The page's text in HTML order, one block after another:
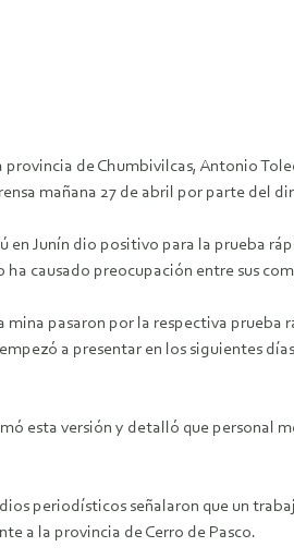
de Chumbivilcas, Antonio
mañana 27 de abril por parte del
en Junín dio positivo para la prueba
causado preocupación entre sus
pasaron por la respectiva
a presentar en los siguientes
esta versión y detalló que
periodísticos señalaron que un
a la provincia de Cerro de Pasco.